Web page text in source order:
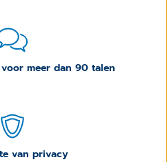
meer dan 90 talen
van privacy